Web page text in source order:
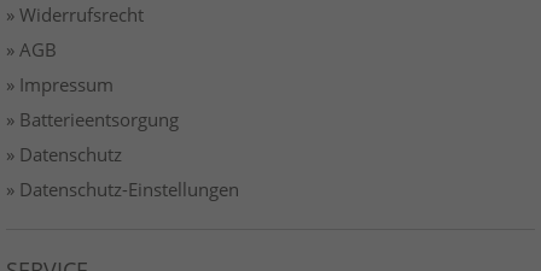
» Widerrufsrecht
» AGB
» Impressum
» Batterieentsorgung
» Datenschutz
» Datenschutz-Einstellungen